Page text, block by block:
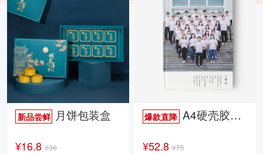
新品尝鲜 月饼包装盒
¥16.8 ¥36
爆款直降A4硬壳胶装照片书34p哑膜
¥52.8 ¥75